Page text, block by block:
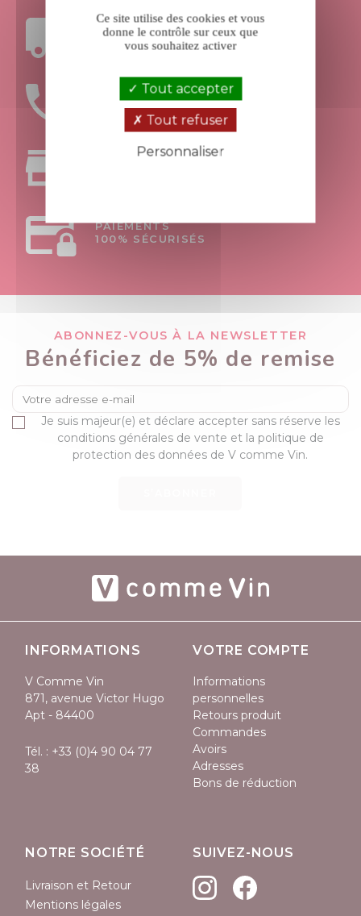
FRAIS DE PORT
OFFERTS DÈS 199€ D’ACHAT
UNE ÉQUIPE
À VOTRE ÉCOUTE
PAIEMENTS
100% SÉCURISÉS
ABONNEZ-VOUS À LA NEWSLETTER
Bénéficiez de 5% de remise
Je suis majeur(e) et déclare accepter sans réserve les
conditions générales de vente et la politique de
protection des données de V comme Vin.
INFORMATIONS
V Comme Vin
871, avenue Victor Hugo
Apt - 84400
Tél. : +33 (0)4 90 04 77
38
VOTRE COMPTE
Informations
personnelles
Retours produit
Commandes
Avoirs
Adresses
Bons de réduction
NOTRE SOCIÉTÉ
Livraison et Retour
Mentions légales
SUIVEZ-NOUS
Ce site utilise des cookies et vous
donne le contrôle sur ceux que
vous souhaitez activer
Tout accepter
Tout refuser
Personnaliser